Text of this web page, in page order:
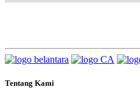
Tentang Kami